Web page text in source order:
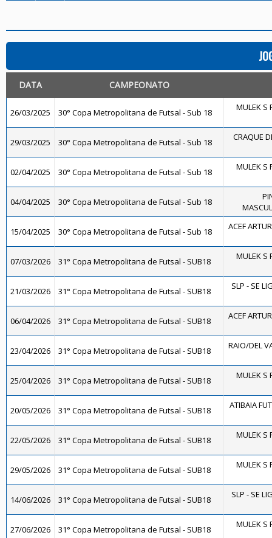
DATA CAMPEONATO
26/03/2025 30° Copa Metropolitana de Futsal - Sub 18 MULEK S
29/03/2025 30° Copa Metropolitana de Futsal - Sub 18 CRAQUE
02/04/2025 30° Copa Metropolitana de Futsal - Sub 18 MULEK S
04/04/2025 30° Copa Metropolitana de Futsal - Sub 18
15/04/2025 30° Copa Metropolitana de Futsal - Sub 18 ACEF
07/03/2026 31° Copa Metropolitana de Futsal - SUB18 MULEK S
21/03/2026 31° Copa Metropolitana de Futsal - SUB18 SLP - SE
06/04/2026 31° Copa Metropolitana de Futsal - SUB18 ACEF
23/04/2026 31° Copa Metropolitana de Futsal - SUB18 RAIO/DEL
25/04/2026 31° Copa Metropolitana de Futsal - SUB18 MULEK S
20/05/2026 31° Copa Metropolitana de Futsal - SUB18 ATIBAIA
22/05/2026 31° Copa Metropolitana de Futsal - SUB18 MULEK S
29/05/2026 31° Copa Metropolitana de Futsal - SUB18 MULEK S
14/06/2026 31° Copa Metropolitana de Futsal - SUB18 SLP - SE
27/06/2026 31° Copa Metropolitana de Futsal - SUB18 MULEK S